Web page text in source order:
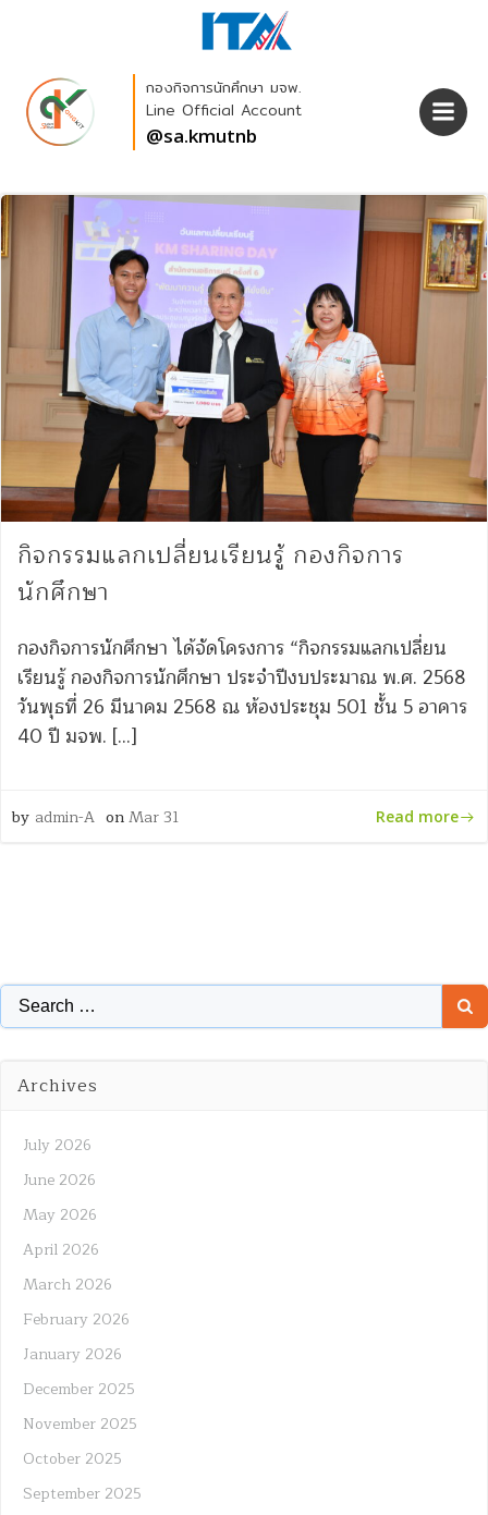
Skip
to
กองกิจการนักศึกษา มจพ.
Line Official Account
@sa.kmutnb
กิจกรรมแลกเปลี่ยนเรียนรู้ กองกิจการ
นักศึกษา
กองกิจการนักศึกษา ได้จัดโครงการ “กิจกรรมแลกเปลี่ยน
เรียนรู้ กองกิจการนักศึกษา ประจำปีงบประมาณ พ.ศ. 2568
วันพุธที่ 26 มีนาคม 2568 ณ ห้องประชุม 501 ชั้น 5 อาคาร
40 ปี มจพ. […]
by admin-A onMar 31 Read more
Search
for:
Archives
July 2026
June 2026
May 2026
April 2026
March 2026
February 2026
January 2026
December 2025
November 2025
October 2025
September 2025